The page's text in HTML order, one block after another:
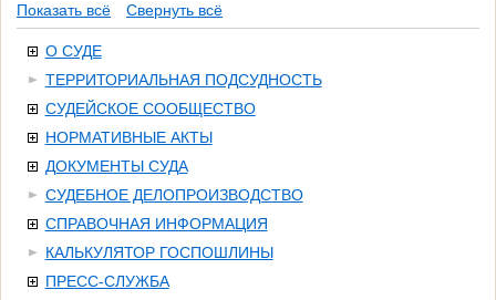
Показать всё Свернуть всё
О СУДЕ
ТЕРРИТОРИАЛЬНАЯ ПОДСУДНОСТЬ
СУДЕЙСКОЕ СООБЩЕСТВО
НОРМАТИВНЫЕ АКТЫ
ДОКУМЕНТЫ СУДА
СУДЕБНОЕ ДЕЛОПРОИЗВОДСТВО
СПРАВОЧНАЯ ИНФОРМАЦИЯ
КАЛЬКУЛЯТОР ГОСПОШЛИНЫ
ПРЕСС-СЛУЖБА